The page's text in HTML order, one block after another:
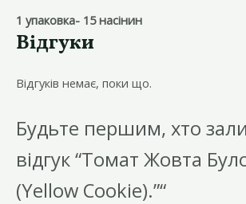
1 упаковка- 15 насінин
Відгуки
Відгуків немає, поки що.
Будьте першим, хто
відгук “Томат Жовта
(Yellow Cookie).”“